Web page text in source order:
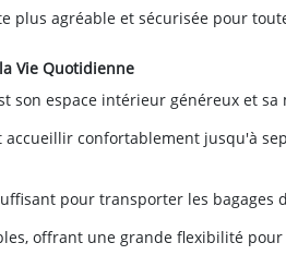
plus agréable et sécurisée pour
Vie Quotidienne
son espace intérieur généreux et sa
accueillir confortablement jusqu'à
pour transporter les bagages
offrant une grande flexibilité